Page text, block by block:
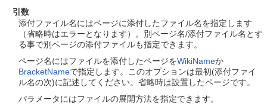
引数
添付ファイル名にはページに添付したファイル名を指定します
（省略時はエラーとなります）。別ページ名/添付ファイル名とす
る事で別ページの添付ファイルも指定できます。
ページ名にはファイルを添付したページをWikiNameか
BracketNameで指定します。このオプションは最初(添付ファイ
ル名の次)に記述してください。省略時は設置したページです。
パラメータにはファイルの展開方法を指定できます。